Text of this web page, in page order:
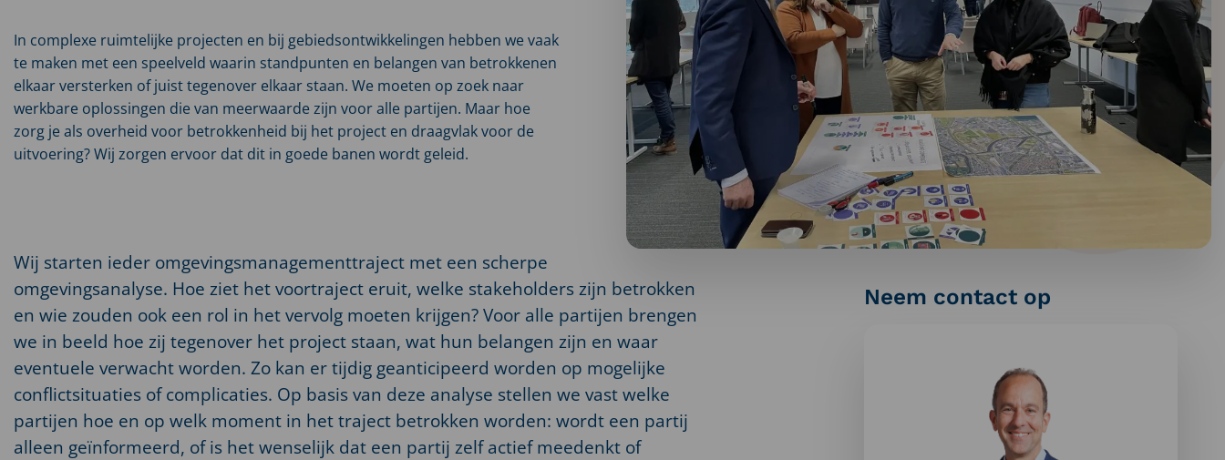
In complexe ruimtelijke projecten en bij gebiedsontwikkelingen hebben we vaak
te maken met een speelveld waarin standpunten en belangen van betrokkenen
elkaar versterken of juist tegenover elkaar staan. We moeten op zoek naar
werkbare oplossingen die van meerwaarde zijn voor alle partijen. Maar hoe
zorg je als overheid voor betrokkenheid bij het project en draagvlak voor de
uitvoering? Wij zorgen ervoor dat dit in goede banen wordt geleid.
Wij starten ieder omgevingsmanagementtraject met een scherpe
omgevingsanalyse. Hoe ziet het voortraject eruit, welke stakeholders zijn betrokken
en wie zouden ook een rol in het vervolg moeten krijgen? Voor alle partijen brengen
we in beeld hoe zij tegenover het project staan, wat hun belangen zijn en waar
eventuele verwacht worden. Zo kan er tijdig geanticipeerd worden op mogelijke
conflictsituaties of complicaties. Op basis van deze analyse stellen we vast welke
partijen hoe en op welk moment in het traject betrokken worden: wordt een partij
alleen geïnformeerd, of is het wenselijk dat een partij zelf actief meedenkt of
Neem contact op